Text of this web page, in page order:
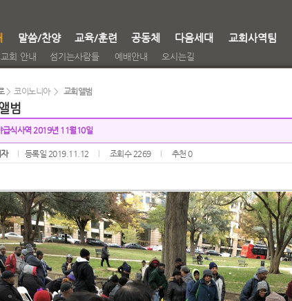
교회 안내 섬기는사람들 예배안내 오시는길
말씀/찬양 교육/훈련 공동체 다음세대 교회사역팀
> 코이노니아 > 교회앨범
범
급식사역 2019년 11월10일
등록일 2019.11.12 조회수 2269 추천 0